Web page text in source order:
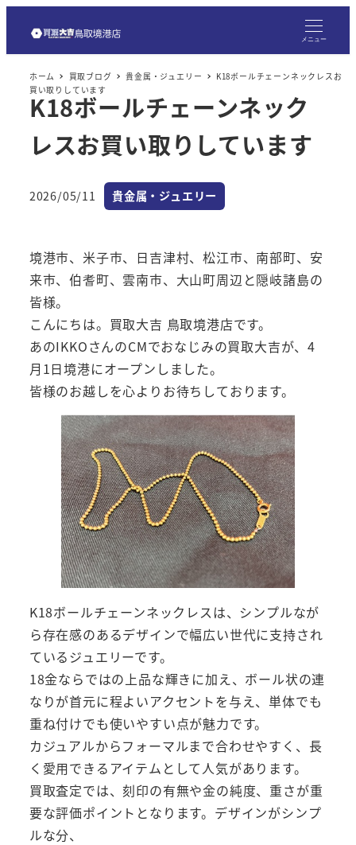
メニュー
ホーム 買取ブログ 貴金属・ジュエリー
K18ボールチェーンネックレスお
買い取りしています
K18ボールチェーンネック
レスお買い取りしています
投稿日
2026/05/11 カテゴリー
貴金属・ジュエリー
境港市、米子市、日吉津村、松江市、南部町、安
来市、伯耆町、雲南市、大山町周辺と隠岐諸島の
皆様。
こんにちは。買取大吉 鳥取境港店です。
あのIKKOさんのCMでおなじみの買取大吉が、4
月1日境港にオープンしました。
皆様のお越しを心よりお待ちしております。
K18ボールチェーンネックレスは、シンプルなが
ら存在感のあるデザインで幅広い世代に支持され
ているジュエリーです。
18金ならではの上品な輝きに加え、ボール状の連
なりが首元に程よいアクセントを与え、単体でも
重ね付けでも使いやすい点が魅力です。
カジュアルからフォーマルまで合わせやすく、長
く愛用できるアイテムとして人気があります。
買取査定では、刻印の有無や金の純度、重さが重
要な評価ポイントとなります。デザインがシンプ
ルな分、